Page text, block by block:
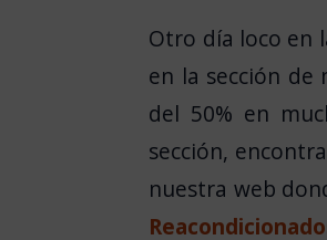
Otro día loco en
en la sección de
del 50% en
sección,
nuestra web